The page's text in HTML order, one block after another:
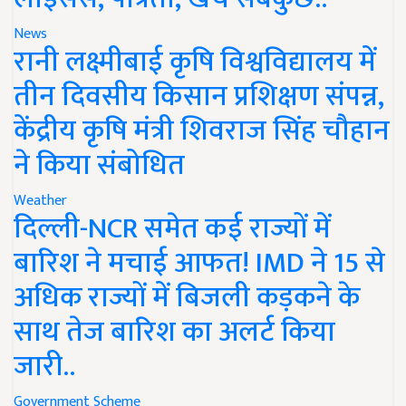
News
रानी लक्ष्मीबाई कृषि विश्वविद्यालय में
तीन दिवसीय किसान प्रशिक्षण संपन्न,
केंद्रीय कृषि मंत्री शिवराज सिंह चौहान
ने किया संबोधित
Weather
दिल्ली-NCR समेत कई राज्यों में
बारिश ने मचाई आफत! IMD ने 15 से
अधिक राज्यों में बिजली कड़कने के
साथ तेज बारिश का अलर्ट किया
जारी..